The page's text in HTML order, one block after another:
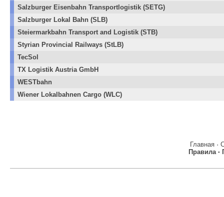
Salzburger Eisenbahn Transportlogistik (SETG)
Salzburger Lokal Bahn (SLB)
Steiermarkbahn Transport and Logistik (STB)
Styrian Provincial Railways (StLB)
TecSol
TX Logistik Austria GmbH
WESTbahn
Wiener Lokalbahnen Cargo (WLC)
Главная·
Правила·